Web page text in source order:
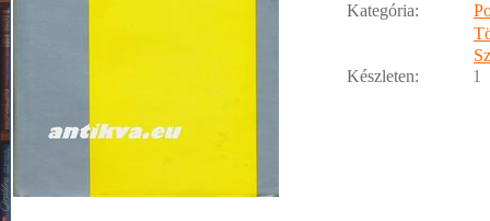
Kategória:
Készleten:
1